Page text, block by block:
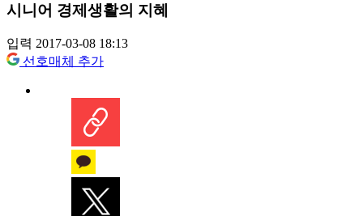
시니어 경제생활의 지혜
입력 2017-03-08 18:13
선호매체 추가